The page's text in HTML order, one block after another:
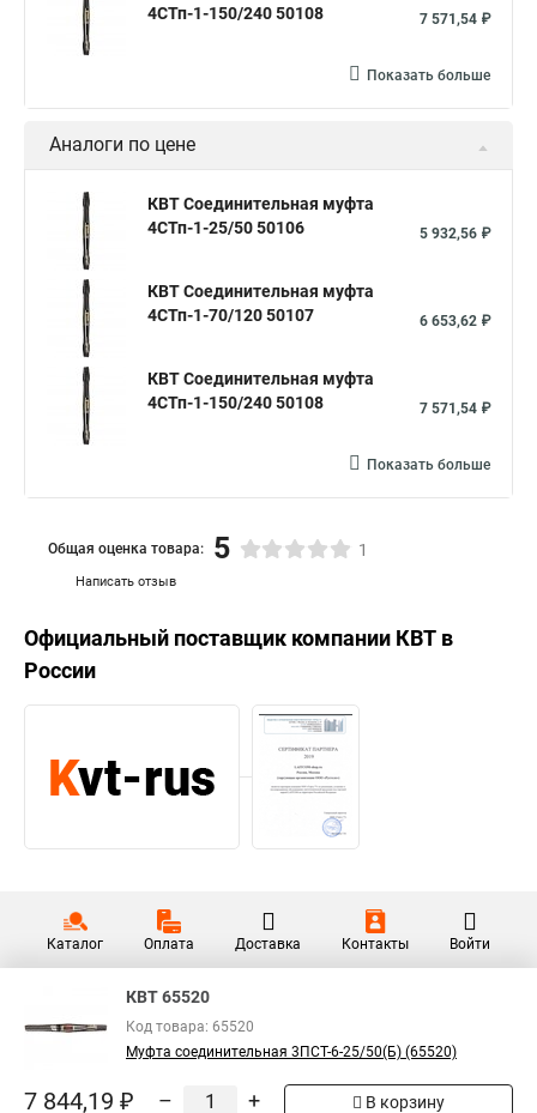
4СТп-1-150/240 50108
7 571,54 ₽
Показать больше
Аналоги по цене
КВТ Соединительная муфта
4СТп-1-25/50 50106
5 932,56 ₽
КВТ Соединительная муфта
4СТп-1-70/120 50107
6 653,62 ₽
КВТ Соединительная муфта
4СТп-1-150/240 50108
7 571,54 ₽
Показать больше
Написать отзыв
Общая оценка товара: 5 1
Официальный поставщик компании КВТ в
России
Каталог Оплата Доставка Контакты Войти
КВТ 65520
Код товара: 65520
Муфта соединительная 3ПСТ-6-25/50(Б) (65520)
7 844,19 ₽ – + В корзину